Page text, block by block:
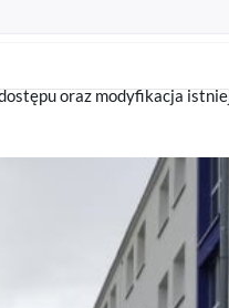
oraz modyfikacja